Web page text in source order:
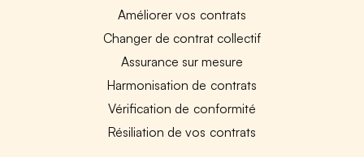
Améliorer vos contrats
Changer de contrat collectif
Assurance sur mesure
Harmonisation de contrats
Vérification de conformité
Résiliation de vos contrats